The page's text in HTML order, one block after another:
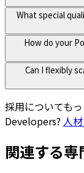
What special
How do your
Can I flexibly
採用についても
Developers? 人
関連する専